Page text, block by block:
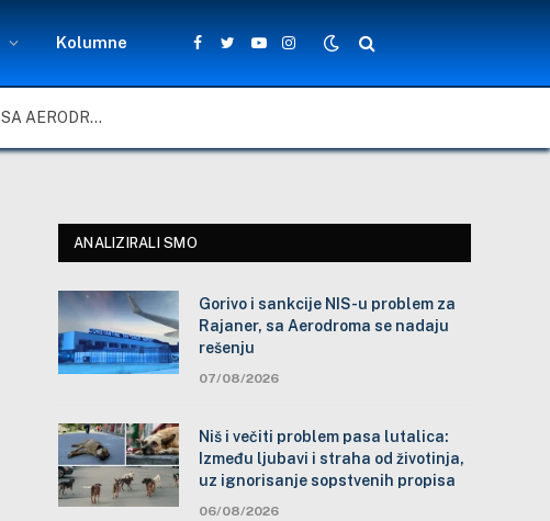
Kolumne
Facebook
TwitterYouTubeInstagram
GORIVO I SANKCIJE NIS-U PROBLEM ZA RAJANER, SA AERODROMA SE NADAJU REŠENJU
ANALIZIRALI SMO
Gorivo i sankcije NIS-u problem za
Rajaner, sa Aerodroma se nadaju
rešenju
07/08/2026
Niš i večiti problem pasa lutalica:
Između ljubavi i straha od životinja,
uz ignorisanje sopstvenih propisa
06/08/2026